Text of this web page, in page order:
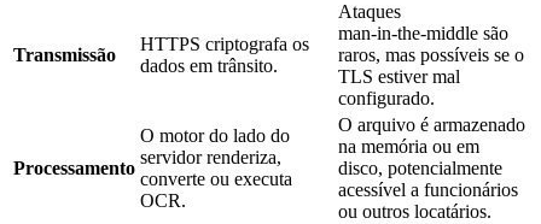
Transmissão
HTTPS criptografa os
dados em trânsito.
Ataques
man‑in‑the‑middle são
raros, mas possíveis se o
TLS estiver mal
configurado.
Processamento
O motor do lado do
servidor renderiza,
converte ou executa
OCR.
O arquivo é armazenado
na memória ou em
disco, potencialmente
acessível a funcionários
ou outros locatários.